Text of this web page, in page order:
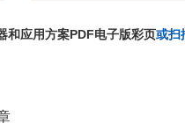
和应用方案PDF电子版彩页或扫